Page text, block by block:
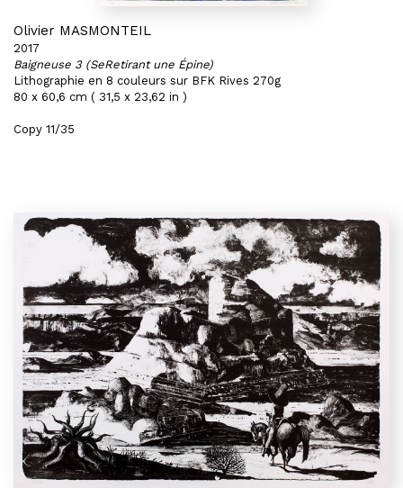
Olivier MASMONTEIL
2017
Baigneuse 3 (SeRetirant une Épine)
Lithographie en 8 couleurs sur BFK Rives 270g
80 x 60,6 cm ( 31,5 x 23,62 in )
Copy 11/35